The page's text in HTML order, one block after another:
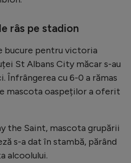
râs pe stadion
bucure pentru victoria
St Albans City măcar s-au
Înfrângerea cu 6-0 a rămas
mascota oaspeților a oferit
the Saint, mascota grupării
s-a dat în stambă, părând
alcoolului.